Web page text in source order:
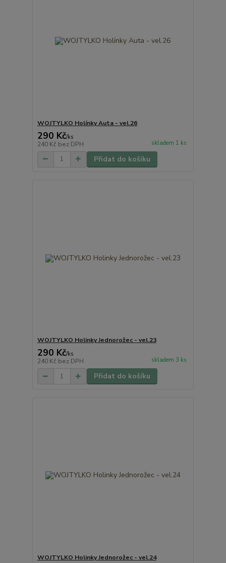
WOJTYLKO Holínky Auta - vel.26
290 Kč/ks
240 Kč bez DPH skladem 1 ks
Přidat do košíku
WOJTYLKO Holinky Jednorožec - vel.23
290 Kč/ks
240 Kč bez DPH skladem 3 ks
Přidat do košíku
WOJTYLKO Holinky Jednorožec - vel.24